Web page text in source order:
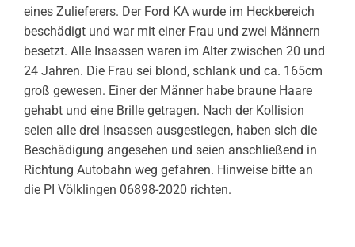
eines Zulieferers. Der Ford KA wurde im Heckbereich
beschädigt und war mit einer Frau und zwei Männern
besetzt. Alle Insassen waren im Alter zwischen 20 und
24 Jahren. Die Frau sei blond, schlank und ca. 165cm
groß gewesen. Einer der Männer habe braune Haare
gehabt und eine Brille getragen. Nach der Kollision
seien alle drei Insassen ausgestiegen, haben sich die
Beschädigung angesehen und seien anschließend in
Richtung Autobahn weg gefahren. Hinweise bitte an
die PI Völklingen 06898-2020 richten.